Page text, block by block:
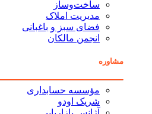
ساخت‌وساز
مدیریت املاک
فضای سبز و باغبانی
انجمن مالکان
مشاوره
مؤسسه حسابداری
شریک اودو